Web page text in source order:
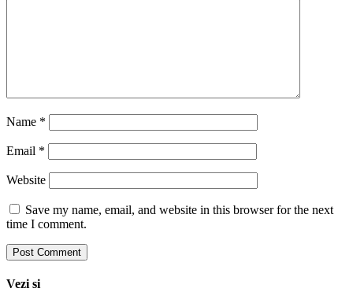
Name *
Email *
Website
Save my name, email, and website in this browser for the next
time I comment.
Vezi si